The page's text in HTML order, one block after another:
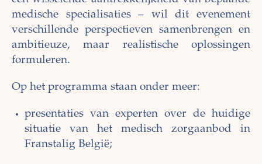
medische specialisaties – wil dit evenement
verschillende perspectieven samenbrengen en
ambitieuze, maar realistische oplossingen
formuleren.
Op het programma staan onder meer:
presentaties van experten over de huidige
situatie van het medisch zorgaanbod in
Franstalig België;